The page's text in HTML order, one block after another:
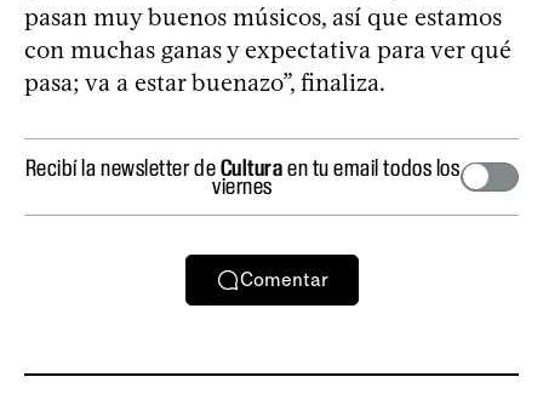
pasan muy buenos músicos, así que estamos
con muchas ganas y expectativa para ver qué
pasa; va a estar buenazo”, finaliza.
Recibí la newsletter deCulturaen tu email todos los
viernes
Comentar